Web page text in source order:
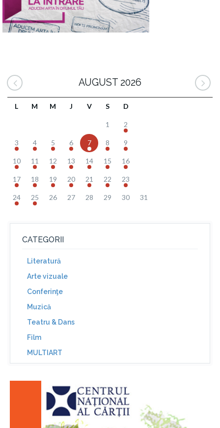
AUGUST 2026
L M M J V S D
1 2
3 4 5 6 7 8 9
10 11 12 13 14 15 16
17 18 19 20 21 22 23
24 25 26 27 28 29 30 31
CATEGORII
Literatură
Arte vizuale
Conferinţe
Muzică
Teatru & Dans
Film
MULTIART